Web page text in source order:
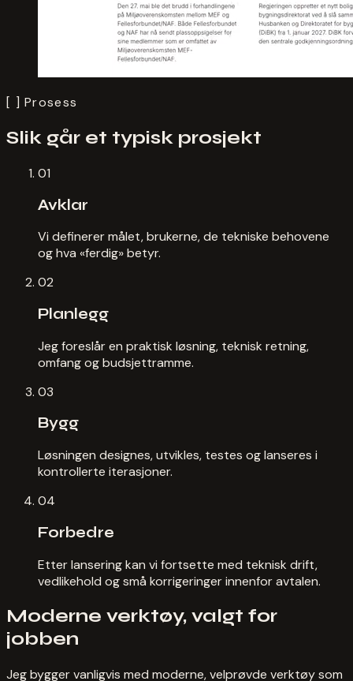
[ ]Prosess
Slik går et typisk prosjekt
01
Avklar
Vi definerer målet, brukerne, de tekniske behovene
og hva «ferdig» betyr.
02
Planlegg
Jeg foreslår en praktisk løsning, teknisk retning,
omfang og budsjettramme.
03
Bygg
Løsningen designes, utvikles, testes og lanseres i
kontrollerte iterasjoner.
04
Forbedre
Etter lansering kan vi fortsette med teknisk drift,
vedlikehold og små korrigeringer innenfor avtalen.
Moderne verktøy, valgt for
jobben
Jeg bygger vanligvis med moderne, velprøvde verktøy som